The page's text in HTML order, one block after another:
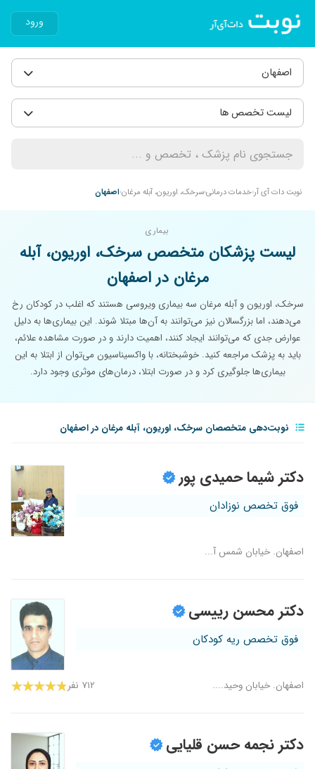
ورود
اصفهان
لیست تخصص ها
نوبت دات آی آر خدمات درمانیسرخک، اوریون، آبله مرغان اصفهان
بیماری
لیست پزشکان متخصص سرخک، اوریون، آبله
مرغان در اصفهان
سرخک، اوریون و آبله مرغان سه بیماری ویروسی هستند که اغلب در کودکان رخ
می‌دهند، اما بزرگسالان نیز می‌توانند به آن‌ها مبتلا شوند. این بیماری‌ها به دلیل
عوارض جدی که می‌توانند ایجاد کنند، اهمیت دارند و در صورت مشاهده علائم،
باید به پزشک مراجعه کنید. خوشبختانه، با واکسیناسیون می‌توان از ابتلا به این
بیماری‌ها جلوگیری کرد و در صورت ابتلا، درمان‌های موثری وجود دارد.
نوبت‌دهی متخصصان سرخک، اوریون، آبله مرغان در اصفهان
دکتر شیما حمیدی پور
فوق تخصص نوزادان
اصفهان. خیابان شمس آ...
دکتر محسن رییسی
فوق تخصص ریه کودکان
اصفهان. خیابان وحید.... ۷۱۲ نفر
دکتر نجمه حسن قلیایی